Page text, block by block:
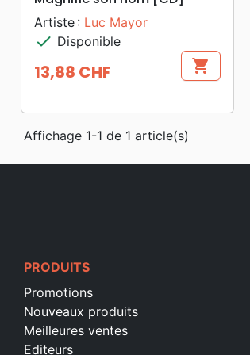
Artiste : Luc Mayor
check Disponible
Prix
13,88 CHF shopping_cart
Affichage 1-1 de 1 article(s)
PRODUITS
Promotions
Nouveaux produits
Meilleures ventes
Editeurs